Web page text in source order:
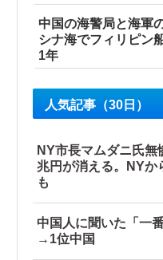
なってしまう
中国の海警局と海
シナ海でフィリピン
1年
人気記事（30日）
NY市長マムダニ氏
兆円が消える。NYか
も
中国人に聞いた「一
→1位中国